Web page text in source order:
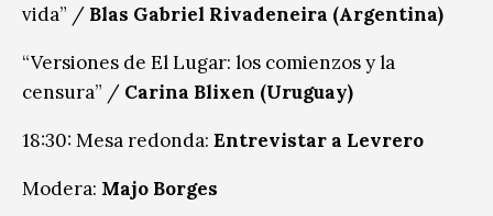
vida” / Blas Gabriel Rivadeneira (Argentina)
“Versiones de El Lugar: los comienzos y la
censura” / Carina Blixen (Uruguay)
18:30: Mesa redonda: Entrevistar a Levrero
Modera: Majo Borges